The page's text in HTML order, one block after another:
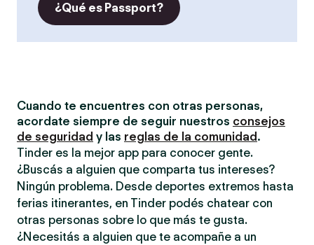
¿Qué es Passport?
Cuando te encuentres con otras personas,
acordate siempre de seguir nuestros consejos
de seguridad y las reglas de la comunidad .
Tinder es la mejor app para conocer gente.
¿Buscás a alguien que comparta tus intereses?
Ningún problema. Desde deportes extremos hasta
ferias itinerantes, en Tinder podés chatear con
otras personas sobre lo que más te gusta.
¿Necesitás a alguien que te acompañe a un